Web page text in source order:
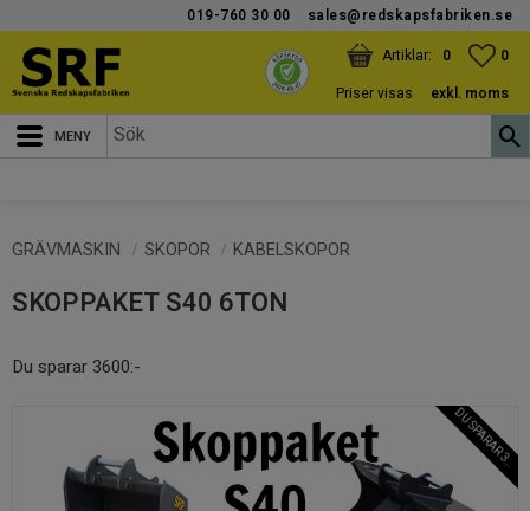
Meny
019-760 30 00 sales@redskapsfabriken.se
0
KUNDVAGN
ANTAL PRODUKTER:
0
Priser visas
exkl. moms
GRÄVMASKIN SKOPOR KABELSKOPOR
SKOPPAKET S40 6TON
Du sparar 3600:-
6
R